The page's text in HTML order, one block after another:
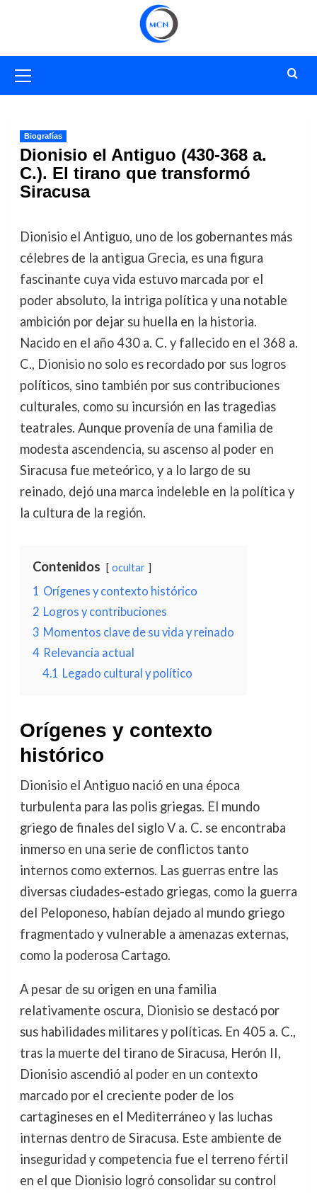
primario
Biografías
Dionisio el Antiguo (430-368 a.
C.). El tirano que transformó
Siracusa
Dionisio el Antiguo, uno de los gobernantes más
célebres de la antigua Grecia, es una figura
fascinante cuya vida estuvo marcada por el
poder absoluto, la intriga política y una notable
ambición por dejar su huella en la historia.
Nacido en el año 430 a. C. y fallecido en el 368 a.
C., Dionisio no solo es recordado por sus logros
políticos, sino también por sus contribuciones
culturales, como su incursión en las tragedias
teatrales. Aunque provenía de una familia de
modesta ascendencia, su ascenso al poder en
Siracusa fue meteórico, y a lo largo de su
reinado, dejó una marca indeleble en la política y
la cultura de la región.
Contenidos ocultar
1 Orígenes y contexto histórico
2 Logros y contribuciones
3 Momentos clave de su vida y reinado
4 Relevancia actual
4.1 Legado cultural y político
Orígenes y contexto
histórico
Dionisio el Antiguo nació en una época
turbulenta para las polis griegas. El mundo
griego de finales del siglo V a. C. se encontraba
inmerso en una serie de conflictos tanto
internos como externos. Las guerras entre las
diversas ciudades-estado griegas, como la guerra
del Peloponeso, habían dejado al mundo griego
fragmentado y vulnerable a amenazas externas,
como la poderosa Cartago.
A pesar de su origen en una familia
relativamente oscura, Dionisio se destacó por
sus habilidades militares y políticas. En 405 a. C.,
tras la muerte del tirano de Siracusa, Herón II,
Dionisio ascendió al poder en un contexto
marcado por el creciente poder de los
cartagineses en el Mediterráneo y las luchas
internas dentro de Siracusa. Este ambiente de
inseguridad y competencia fue el terreno fértil
en el que Dionisio logró consolidar su control